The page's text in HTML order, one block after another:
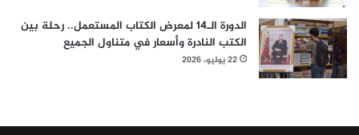
الدورة الـ14 لمعرض الكتاب المستعمل.. رحلة بين
الكتب النادرة وأسعار في متناول الجميع
22 يوليو، 2026